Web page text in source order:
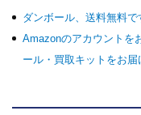
ダンボール、送料無料で
Amazonのアカウントを
ール・買取キットをお届